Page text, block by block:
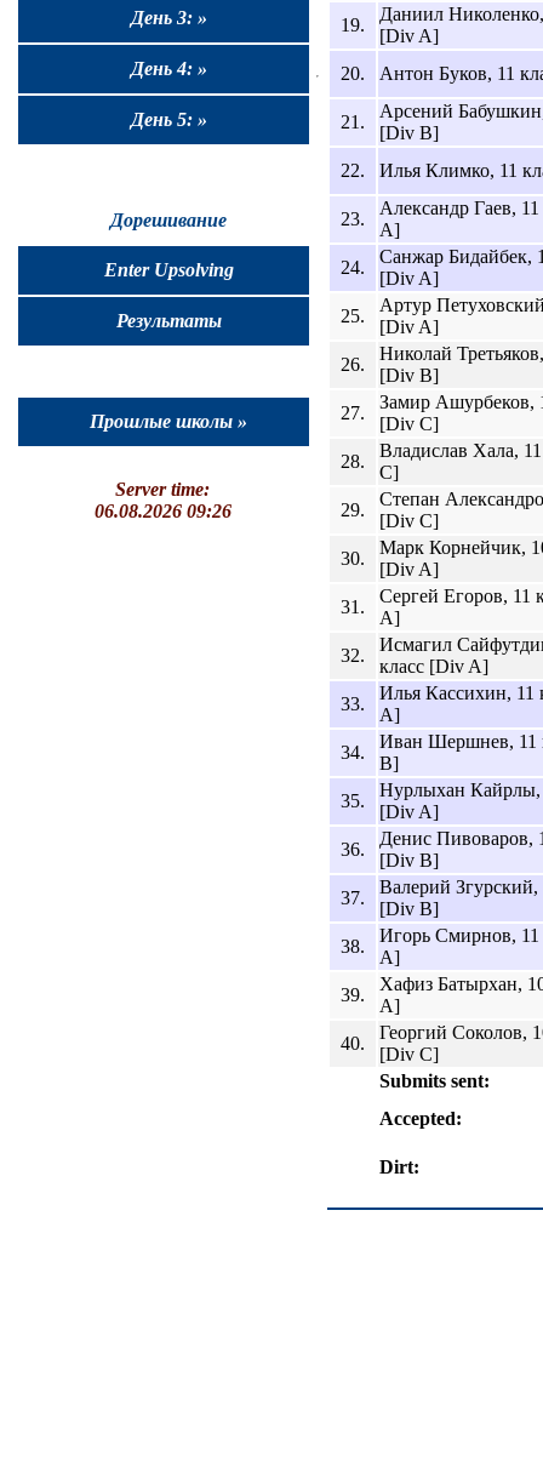
День 3: »
День 4: »
День 5: »
Дорешивание
Enter Upsolving
Результаты
Прошлые школы »
Server time:
06.08.2026 09:26
19.
Даниил
[Div A]
20.
Антон Буков, 11
21.
Арсений
[Div B]
22.
Илья Климко, 11
23.
Александр Гаев,
A]
24.
Санжар Бидайбек,
[Div A]
25.
Артур
[Div A]
26.
Николай
[Div B]
27.
Замир Ашурбеков,
[Div C]
28.
Владислав Хала,
C]
29.
Степан
[Div C]
30.
Марк Корнейчик,
[Div A]
31.
Сергей Егоров, 11
A]
32.
Исмагил
класс [Div A]
33.
Илья Кассихин, 11
A]
34.
Иван Шершнев, 11
B]
35.
Нурлыхан Кайрлы,
[Div A]
36.
Денис Пивоваров,
[Div B]
37.
Валерий Згурский,
[Div B]
38.
Игорь Смирнов, 11
A]
39.
Хафиз Батырхан,
A]
40.
Георгий Соколов,
[Div C]
Submits sent:
Accepted:
Dirt: